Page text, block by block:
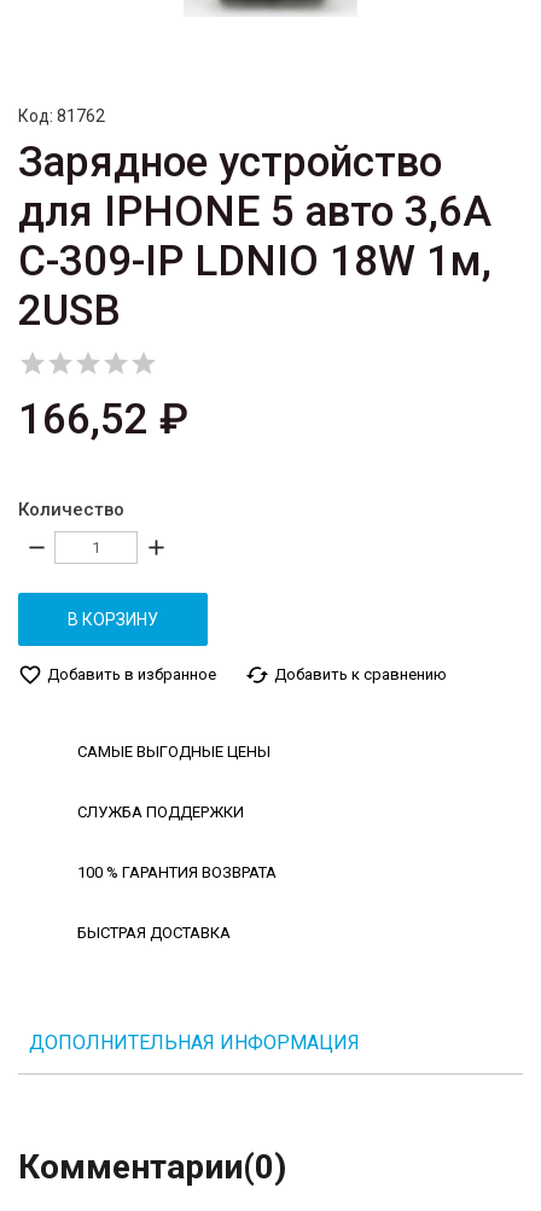
Код: 81762
Зарядное устройство
для IPHONE 5 авто 3,6A
C-309-IP LDNIO 18W 1м,
2USB

166,52 ₽
Количество
remove add
В КОРЗИНУ
favorite_border Добавить в избранное cached Добавить к сравнению
САМЫЕ ВЫГОДНЫЕ ЦЕНЫ
СЛУЖБА ПОДДЕРЖКИ
100 % ГАРАНТИЯ ВОЗВРАТА
БЫСТРАЯ ДОСТАВКА
ДОПОЛНИТЕЛЬНАЯ ИНФОРМАЦИЯ
Комментарии(0)